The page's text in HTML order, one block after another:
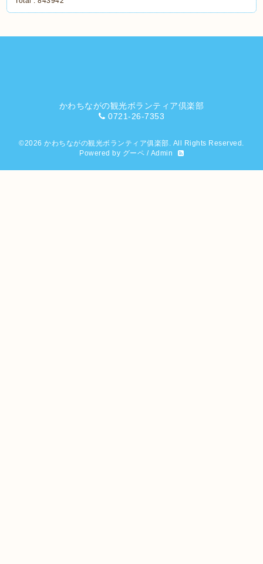
かわちながの観光ボランティア倶楽部
0721-26-7353
©2026かわちながの観光ボランティア俱楽部. All Rights Reserved.
Powered by グーペ / Admin